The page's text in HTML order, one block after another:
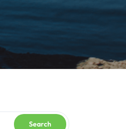
Search